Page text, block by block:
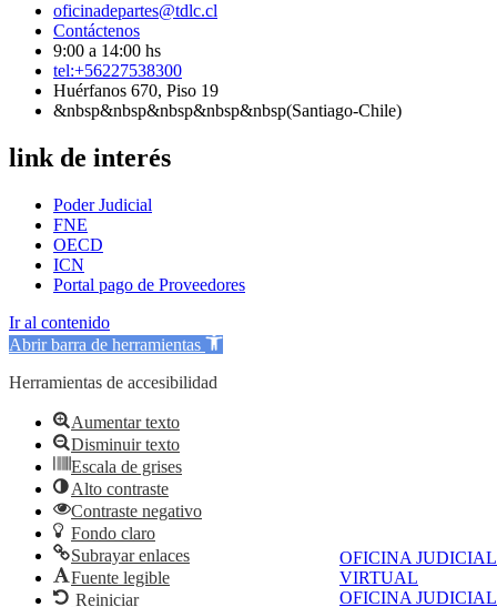
OFICINA JUDICIAL
VIRTUAL
OFICINA JUDICIAL
oficinadepartes@tdlc.cl
Contáctenos
9:00 a 14:00 hs
tel:+56227538300
Huérfanos 670, Piso 19
&nbsp&nbsp&nbsp&nbsp&nbsp(Santiago-Chile)
link de interés
Poder Judicial
FNE
OECD
ICN
Portal pago de Proveedores
Ir al contenido
Abrir barra de herramientas
Herramientas de accesibilidad
Aumentar texto
Disminuir texto
Escala de grises
Alto contraste
Contraste negativo
Fondo claro
Subrayar enlaces
Fuente legible
Reiniciar